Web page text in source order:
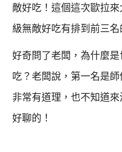
敵好吃！ 這個這次歐拉
級無敵好吃有排到前三名
好奇問了老闆，為什麼
吃？ 老闆說，第一名是師
非常有道理，也不知道
好聊的！